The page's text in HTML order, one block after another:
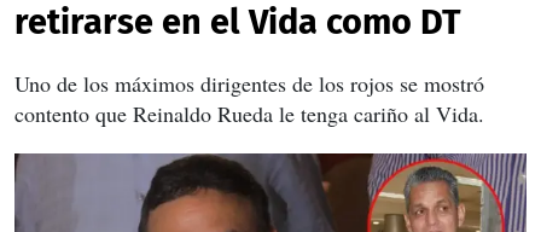
retirarse en el Vida como DT
Uno de los máximos dirigentes de los rojos se mostró
contento que Reinaldo Rueda le tenga cariño al Vida.